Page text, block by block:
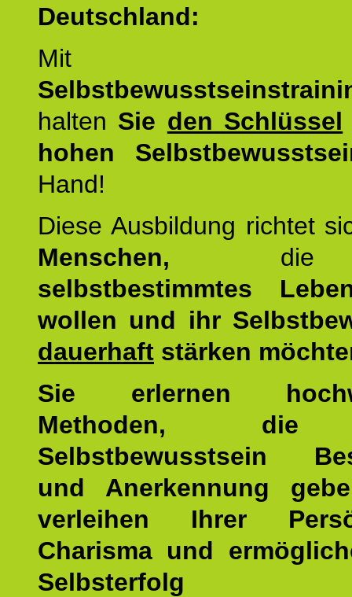
Deutschland:
Mit
halten Sie den Schlüssel
hohen
Hand!
Diese Ausbildung richtet
Menschen,
selbstbestimmtes
wollen und ihr
dauerhaft stärken
Sie erlernen
Methoden, die
Selbstbewusstsein
und Anerkennung
verleihen Ihrer
Charisma und